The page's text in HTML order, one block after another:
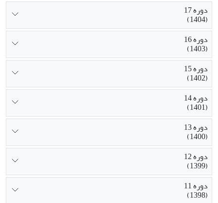
دوره 17
(1404)
دوره 16
(1403)
دوره 15
(1402)
دوره 14
(1401)
دوره 13
(1400)
دوره 12
(1399)
دوره 11
(1398)